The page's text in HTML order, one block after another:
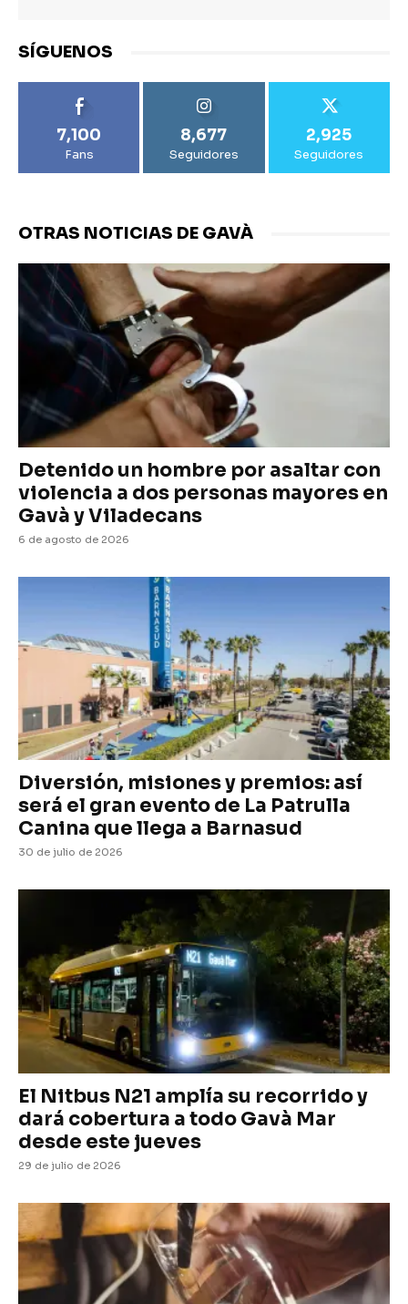
SÍGUENOS
7,100
Fans
8,677
Seguidores
2,925
Seguidores
OTRAS NOTICIAS DE GAVÀ
Detenido un hombre por asaltar con
violencia a dos personas mayores en
Gavà y Viladecans
6 de agosto de 2026
Diversión, misiones y premios: así
será el gran evento de La Patrulla
Canina que llega a Barnasud
30 de julio de 2026
El Nitbus N21 amplía su recorrido y
dará cobertura a todo Gavà Mar
desde este jueves
29 de julio de 2026